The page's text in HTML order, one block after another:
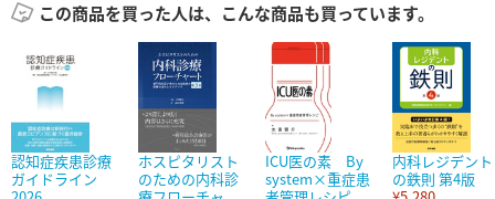
この商品を買った人は、こんな商品も買っています。
認知症疾患診療
ガイドライン
ホスピタリスト
のための内科診
ICU医の素 By
system×重症患
内科レジデント
の鉄則 第4版